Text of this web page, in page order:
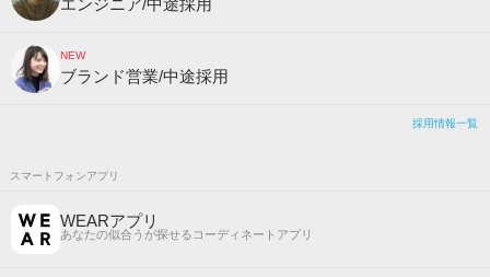
エンジニア/中途採用
NEW
ブランド営業/中途採用
採用情報一覧
スマートフォンアプリ
WEARアプリ
あなたの似合うが探せるコーディネートアプリ